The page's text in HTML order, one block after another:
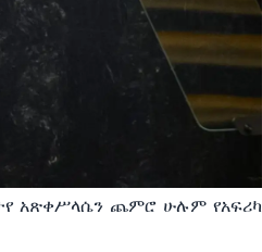
አጽቀሥላሴን ጨምሮ ሁሉም የአፍሪካ